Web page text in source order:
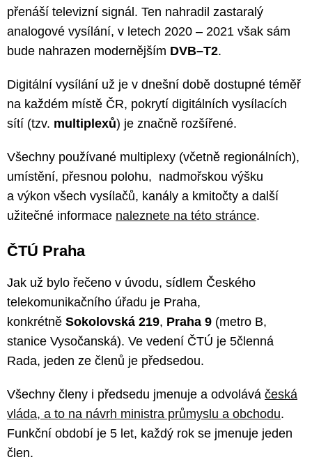
přenáší televizní signál. Ten nahradil zastaralý
analogové vysílání, v letech 2020 – 2021 však sám
bude nahrazen modernějším DVB–T2.
Digitální vysílání už je v dnešní době dostupné téměř
na každém místě ČR, pokrytí digitálních vysílacích
sítí (tzv. multiplexů) je značně rozšířené.
Všechny používané multiplexy (včetně regionálních),
umístění, přesnou polohu, nadmořskou výšku
a výkon všech vysílačů, kanály a kmitočty a další
užitečné informace naleznete na této stránce.
ČTÚ Praha
Jak už bylo řečeno v úvodu, sídlem Českého
telekomunikačního úřadu je Praha,
konkrétně Sokolovská 219, Praha 9 (metro B,
stanice Vysočanská). Ve vedení ČTÚ je 5členná
Rada, jeden ze členů je předsedou.
Všechny členy i předsedu jmenuje a odvolává česká
vláda, a to na návrh ministra průmyslu a obchodu.
Funkční období je 5 let, každý rok se jmenuje jeden
člen.